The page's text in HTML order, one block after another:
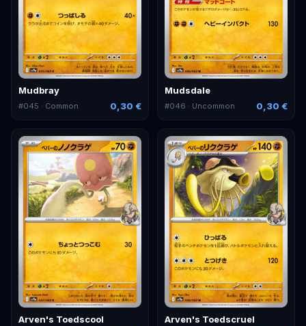
Mudbray
#045 · Common 0,30 €
Mudsdale
#046 · Uncommon 0,30 €
Arven's Toedscool Arven's Toedscruel